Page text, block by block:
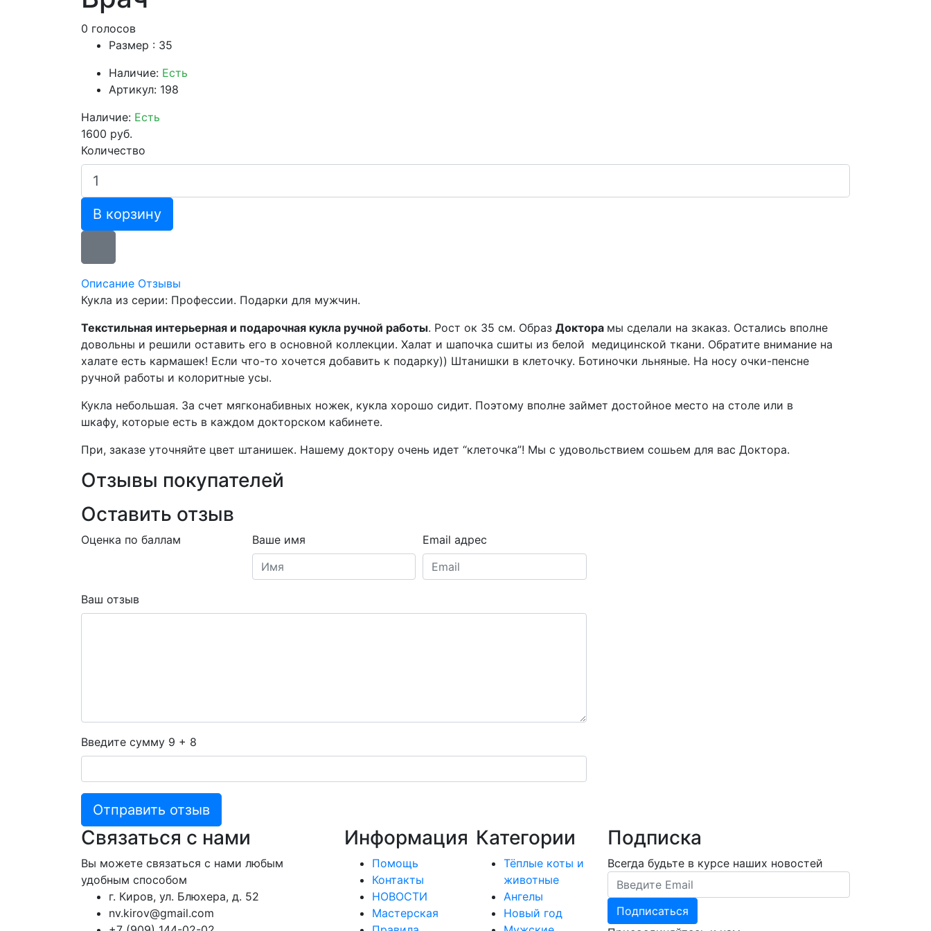
0 голосов
Размер : 35
Наличие: Есть
Артикул: 198
Наличие: Есть
1600 руб.
Количество
В корзину
Описание Отзывы
Кукла из серии: Профессии. Подарки для мужчин.
Текстильная интерьерная и подарочная кукла ручной работы. Рост ок 35 см. Образ Доктора мы сделали на зкаказ. Остались вполне
довольны и решили оставить его в основной коллекции. Халат и шапочка сшиты из белой медицинской ткани. Обратите внимание на
халате есть кармашек! Если что-то хочется добавить к подарку)) Штанишки в клеточку. Ботиночки льняные. На носу очки-пенсне
ручной работы и колоритные усы.
Кукла небольшая. За счет мягконабивных ножек, кукла хорошо сидит. Поэтому вполне займет достойное место на столе или в
шкафу, которые есть в каждом докторском кабинете.
При, заказе уточняйте цвет штанишек. Нашему доктору очень идет “клеточка”! Мы с удовольствием сошьем для вас Доктора.
Отзывы покупателей
Оставить отзыв
Оценка по баллам Ваше имя Email адрес
Ваш отзыв
Введите сумму 9 + 8
Отправить отзыв
Связаться с нами
Вы можете связаться с нами любым
удобным способом
г. Киров, ул. Блюхера, д. 52
nv.kirov@gmail.com
Информация
Помощь
Контакты
НОВОСТИ
Мастерская
Категории
Тёплые коты и
животные
Ангелы
Новый год
Подписка
Всегда будьте в курсе наших новостей
Email Address